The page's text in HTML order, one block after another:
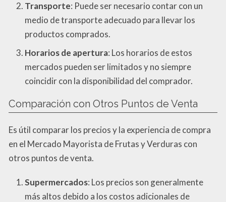
Transporte: Puede ser necesario contar con un
medio de transporte adecuado para llevar los
productos comprados.
Horarios de apertura: Los horarios de estos
mercados pueden ser limitados y no siempre
coincidir con la disponibilidad del comprador.
Comparación con Otros Puntos de Venta
Es útil comparar los precios y la experiencia de compra
en el Mercado Mayorista de Frutas y Verduras con
otros puntos de venta.
Supermercados: Los precios son generalmente
más altos debido a los costos adicionales de